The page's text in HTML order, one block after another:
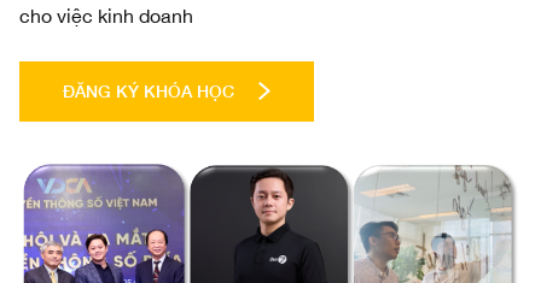
cho việc kinh doanh
ĐĂNG KÝ KHÓA HỌC